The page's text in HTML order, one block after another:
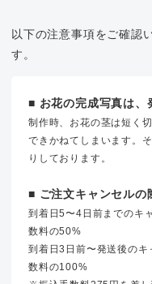
以下の注意事項をご確認
す。
■ お花の完成写真は、
制作時、お花の茎は短く
できかねてしまいます。
りしております。
■ ご注文キャンセルの
到着日5〜4日前までのキ
数料の50%
到着日3日前〜発送後の
数料の100%